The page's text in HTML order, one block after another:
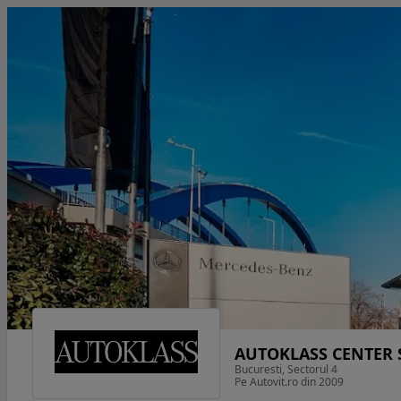
AUTOKLASS CENTER
Bucuresti, Sectorul 4
Pe Autovit.ro din 2009